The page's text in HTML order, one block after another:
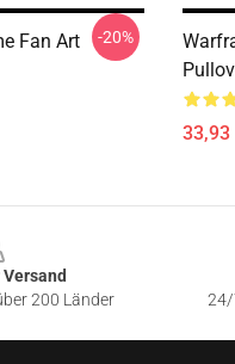
Fan Art
-20%
33,93
200 Länder
24/